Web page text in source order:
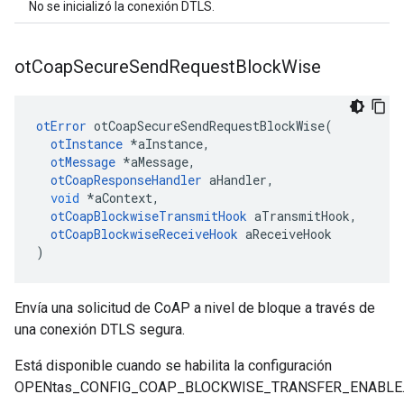
No se inicializó la conexión DTLS.
otCoapSecureSendRequestBlockWise
otError otCoapSecureSendRequestBlockWise(
otInstance *aInstance,
otMessage *aMessage,
otCoapResponseHandler aHandler,
void *aContext,
otCoapBlockwiseTransmitHook aTransmitHook,
otCoapBlockwiseReceiveHook aReceiveHook
)
Envía una solicitud de CoAP a nivel de bloque a través de
una conexión DTLS segura.
Está disponible cuando se habilita la configuración
OPENtas_CONFIG_COAP_BLOCKWISE_TRANSFER_ENABLE.